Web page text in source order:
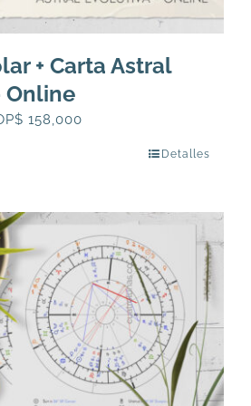
+ Carta Astral
Online
158,000
COP$
158,000.
Detalles